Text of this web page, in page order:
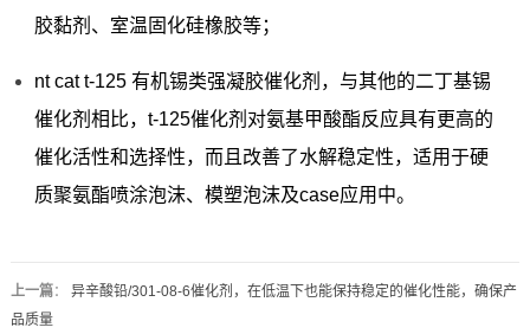
胶黏剂、室温固化硅橡胶等；
nt cat t-125 有机锡类强凝胶催化剂，与其他的二丁基锡
催化剂相比，t-125催化剂对氨基甲酸酯反应具有更高的
催化活性和选择性，而且改善了水解稳定性，适用于硬
质聚氨酯喷涂泡沫、模塑泡沫及case应用中。
上一篇： 异辛酸铅/301-08-6催化剂，在低温下也能保持稳定的催化性能，确保产
品质量